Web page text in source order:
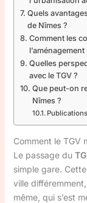
Quels
de Nîmes ?
Comment les
Quelles
avec le TGV ?
Que peut-on
Nîmes ?
Comment le TGV
Le passage du
simple gare.
ville
même, qui s’est